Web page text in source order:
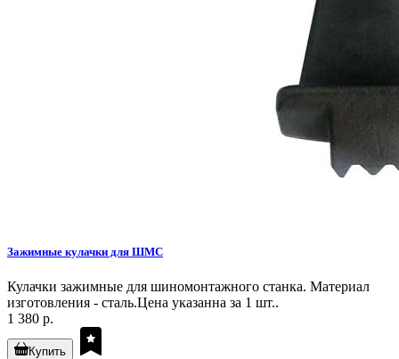
Зажимные кулачки для ШМС
Кулачки зажимные для шиномонтажного станка. Материал
изготовления - сталь.Цена указанна за 1 шт..
1 380 р.
Купить